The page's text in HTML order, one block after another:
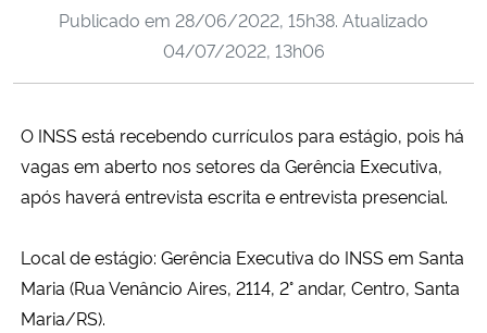
Ministério da Cidadania
Ministério de Minas e Energia
Ministério da Ciência, Tecnologia, Inovações e Comunicações
Ministério do Meio Ambiente
Publicado em 28/06/2022, 15h38. Atualizado
04/07/2022, 13h06
O INSS está recebendo currículos para estágio, pois há
vagas em aberto nos setores da Gerência Executiva,
após haverá entrevista escrita e entrevista presencial.
Local de estágio: Gerência Executiva do INSS em Santa
Maria (Rua Venâncio Aires, 2114, 2° andar, Centro, Santa
Maria/RS).